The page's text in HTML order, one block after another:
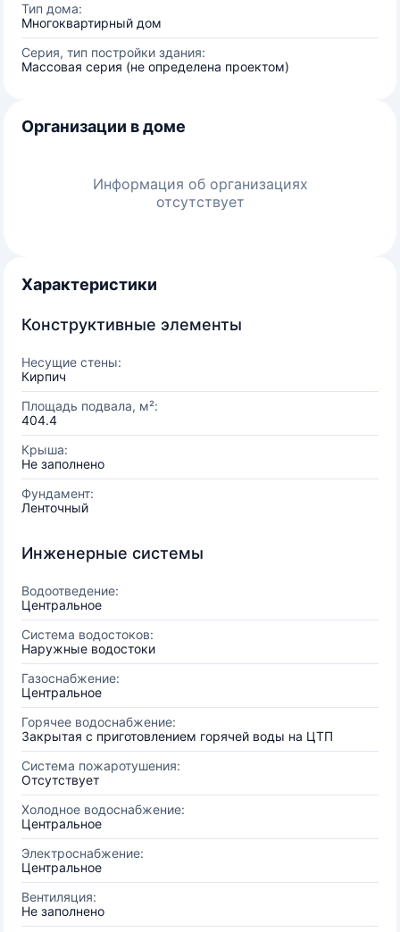
Тип дома:
Многоквартирный дом
Серия, тип постройки здания:
Массовая серия (не определена проектом)
Организации в доме
Информация об организациях
отсутствует
Характеристики
Конструктивные элементы
Несущие стены:
Кирпич
Площадь подвала, м²:
404.4
Крыша:
Не заполнено
Фундамент:
Ленточный
Инженерные системы
Водоотведение:
Центральное
Система водостоков:
Наружные водостоки
Газоснабжение:
Центральное
Горячее водоснабжение:
Закрытая с приготовлением горячей воды на ЦТП
Система пожаротушения:
Отсутствует
Холодное водоснабжение:
Центральное
Электроснабжение:
Центральное
Вентиляция:
Не заполнено